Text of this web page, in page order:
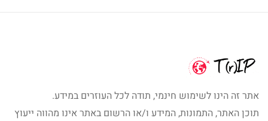
אתר זה הינו לשימוש חינמי, תודה לכל העוזרים במידע.
תוכן האתר, התמונות, המידע ו/או הרשום באתר אינו מהווה ייעוץ